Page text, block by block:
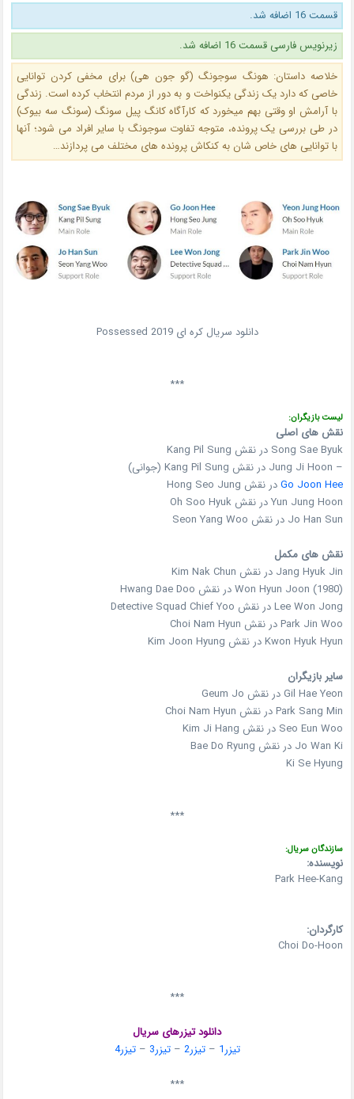
قسمت 16 اضافه شد.
زیرنویس فارسی قسمت 16 اضافه شد.
خلاصه داستان: هونگ سوجونگ (گو جون هی) برای مخفی کردن توانایی
خاصی که دارد یک زندگی یکنواخت و به دور از مردم انتخاب کرده است. زندگی
با آرامش او وقتی بهم میخورد که کارآگاه کانگ پیل سونگ (سونگ سه بیوک)
در طی بررسی یک پرونده، متوجه تفاوت سوجونگ با سایر افراد می شود؛ آنها
با توانایی های خاص شان به کنکاش پرونده های مختلف می پردازند…
دانلود سریال کره ای Possessed 2019
***
لیست بازیگران:
نقش های اصلی
Song Sae Byuk در نقش Kang Pil Sung
– Jung Ji Hoon در نقش Kang Pil Sung (جوانی)
Go Joon Heeدر نقش Hong Seo Jung
Yun Jung Hoon در نقش Oh Soo Hyuk
Jo Han Sun در نقش Seon Yang Woo
نقش های مکمل
Jang Hyuk Jin در نقش Kim Nak Chun
Won Hyun Joon (1980) در نقش Hwang Dae Doo
Lee Won Jong در نقش Detective Squad Chief Yoo
Park Jin Woo در نقش Choi Nam Hyun
Kwon Hyuk Hyun در نقش Kim Joon Hyung
سایر بازیگران
Gil Hae Yeon در نقش Geum Jo
Park Sang Min در نقش Choi Nam Hyun
Seo Eun Woo در نقش Kim Ji Hang
Jo Wan Ki در نقش Bae Do Ryung
Ki Se Hyung
***
سازندگان سریال:
نویسنده:
Park Hee-Kang
کارگردان:
Choi Do-Hoon
***
دانلود تیزرهای سریال
تیزر1
–تیزر2 –تیزر3 –تیزر4
***